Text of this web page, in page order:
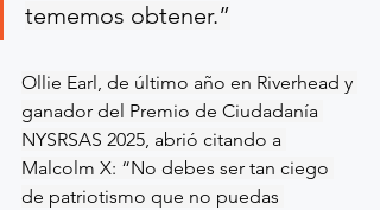
tememos obtener.”
Ollie Earl, de último año en Riverhead y
ganador del Premio de Ciudadanía
NYSRSAS 2025, abrió citando a
Malcolm X: “No debes ser tan ciego
de patriotismo que no puedas